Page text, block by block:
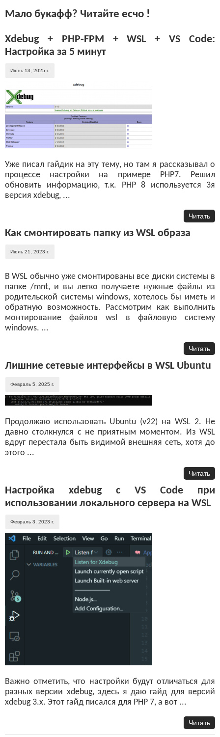
Мало букафф? Читайте есчо !
Xdebug + PHP-FPM + WSL + VS Code:
Настройка за 5 минут
Июнь 13, 2025 г.
Уже писал гайдик на эту тему, но там я рассказывал о
процессе настройки на примере PHP7. Решил
обновить информацию, т.к. PHP 8 используется 3я
версия xdebug, ...
Читать
Как смонтировать папку из WSL образа
Июль 21, 2023 г.
В WSL обычно уже смонтированы все диски системы в
папке /mnt, и вы легко получаете нужные файлы из
родительской системы windows, хотелось бы иметь и
обратную возможность. Рассмотрим как выполнить
монтирование файлов wsl в файловую систему
windows. ...
Читать
Лишние сетевые интерфейсы в WSL Ubuntu
Февраль 5, 2025 г.
Продолжаю использовать Ubuntu (v22) на WSL 2. Не
давно столкнулся с не приятным моментом. Из WSL
вдруг перестала быть видимой внешняя сеть, хотя до
этого ...
Читать
Настройка xdebug с VS Code при
использовании локального сервера на WSL
Февраль 3, 2023 г.
Важно отметить, что настройки будут отличаться для
разных версии xdebug, здесь я даю гайд для версий
xdebug 3.x. Этот гайд писался для PHP 7, а вот ...
Читать